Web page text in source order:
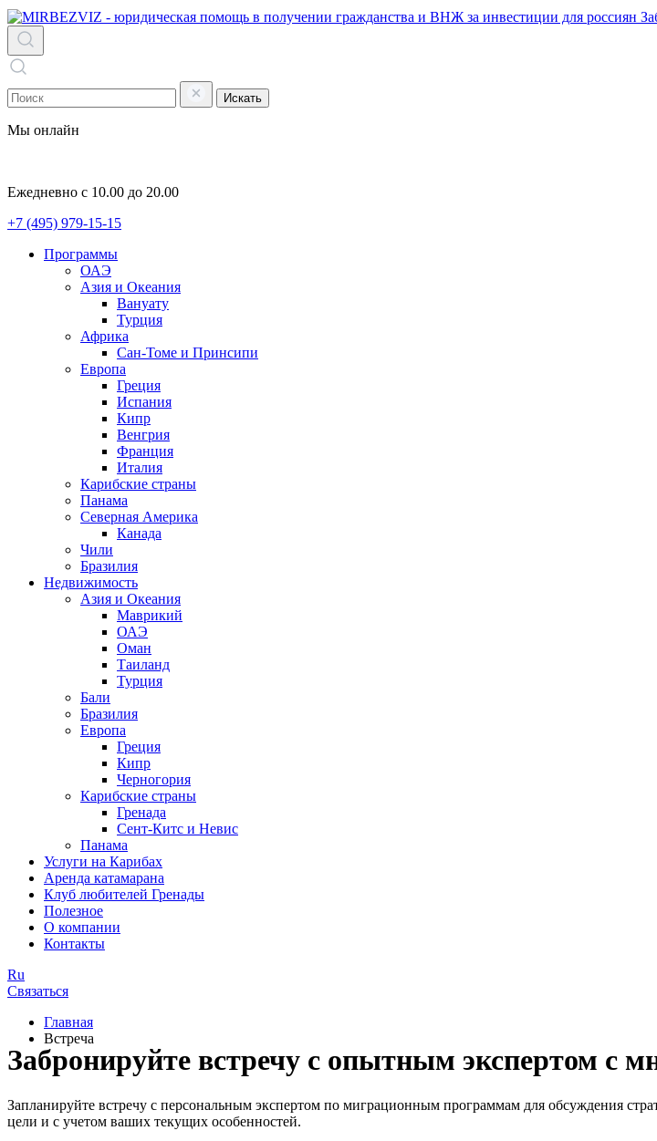
Искать
Мы онлайн
Ежедневно с 10.00 до 20.00
+7 (495) 979-15-15
Программы
ОАЭ
Азия и Океания
Вануату
Турция
Африка
Сан-Томе и Принсипи
Европа
Греция
Испания
Кипр
Венгрия
Франция
Италия
Карибские страны
Панама
Северная Америка
Канада
Чили
Бразилия
Недвижимость
Азия и Океания
Маврикий
ОАЭ
Оман
Таиланд
Турция
Бали
Бразилия
Европа
Греция
Кипр
Черногория
Карибские страны
Гренада
Сент-Китс и Невис
Панама
Услуги на Карибах
Аренда катамарана
Клуб любителей Гренады
Полезное
О компании
Контакты
Ru
Связаться
Главная
Встреча
Забронируйте встречу с опытным экспертом с
Запланируйте встречу с персональным экспертом по миграционным программам для обсуждения
цели и с учетом ваших текущих особенностей.